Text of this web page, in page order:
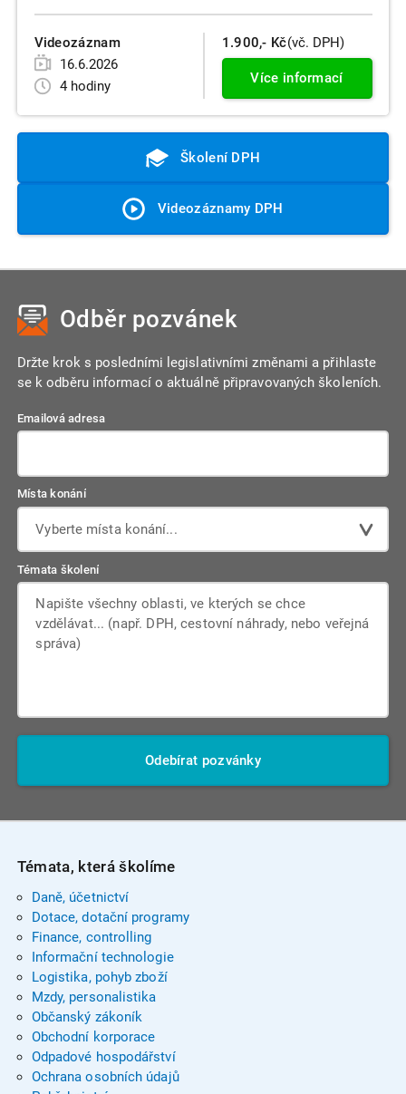
Videozáznam
16.6.2026
4 hodiny
1.900,- Kč(vč. DPH)
Více informací
Školení DPH
Videozáznamy DPH
Odběr pozvánek
Držte krok s posledními legislativními změnami a přihlaste
se k odběru informací o aktuálně připravovaných školeních.
Emailová adresa
Místa konání
Vyberte místa konání...
Témata školení
Odebírat pozvánky
Témata, která školíme
Daně, účetnictví
Dotace, dotační programy
Finance, controlling
Informační technologie
Logistika, pohyb zboží
Mzdy, personalistika
Občanský zákoník
Obchodní korporace
Odpadové hospodářství
Ochrana osobních údajů